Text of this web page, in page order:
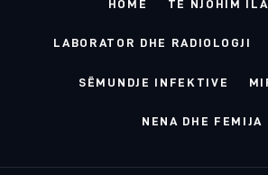
HOME TË NJOHIM
LABORATOR DHE RADIOLOGJI
SËMUNDJE INFEKTIVE
NENA DHE FEMIJA